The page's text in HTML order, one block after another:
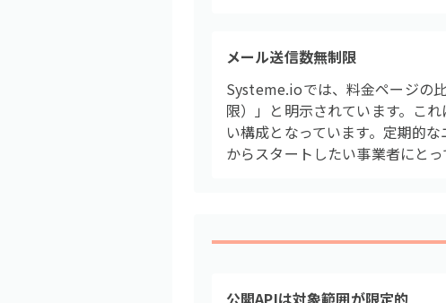
メール送信数無制限
Systeme.ioでは、料金ページの
限）」と明示されています。こ
い構成となっています。定期的
からスタートしたい事業者にと
公開APIは対象範囲が限定的